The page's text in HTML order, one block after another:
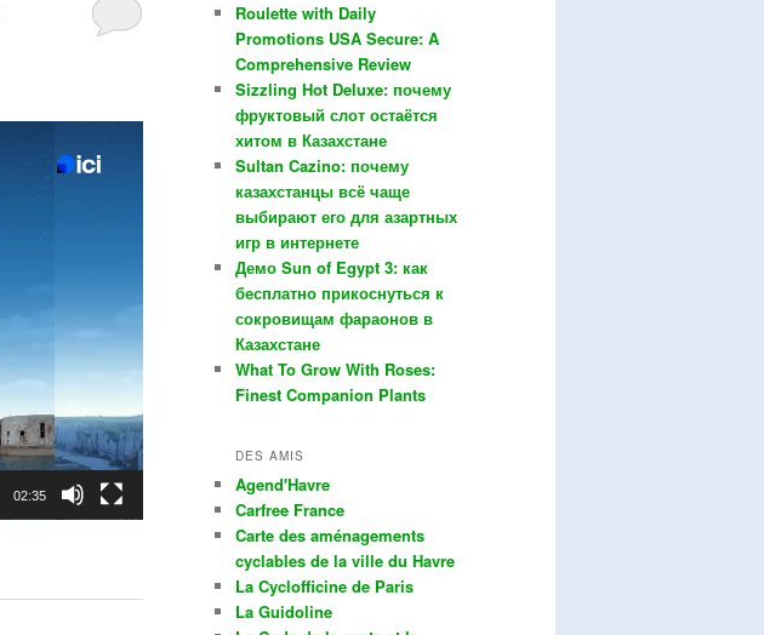
02:35
Roulette with Daily
Promotions USA Secure: A
Comprehensive Review
Sizzling Hot Deluxe: почему
фруктовый слот остаётся
хитом в Казахстане
Sultan Cazino: почему
казахстанцы всё чаще
выбирают его для азартных
игр в интернете
Демо Sun of Egypt 3: как
бесплатно прикоснуться к
сокровищам фараонов в
Казахстане
What To Grow With Roses:
Finest Companion Plants
DES AMIS
Agend'Havre
Carfree France
Carte des aménagements
cyclables de la ville du Havre
La Cyclofficine de Paris
La Guidoline